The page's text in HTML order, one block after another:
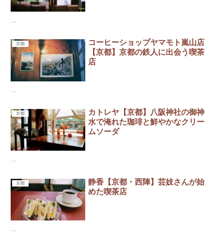
京都
コーヒーショップヤマモト嵐山店
【京都】京都の鉄人に出会う喫茶
店
京都
カトレヤ【京都】八阪神社の御神
水で淹れた珈琲と鮮やかなクリー
ムソーダ
...
京都
静香【京都・西陣】芸妓さんが始
めた喫茶店
...